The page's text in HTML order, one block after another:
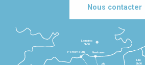
Nous contacter
Lille
2h30
Londres
3h30
Newhaven
Portsmouth